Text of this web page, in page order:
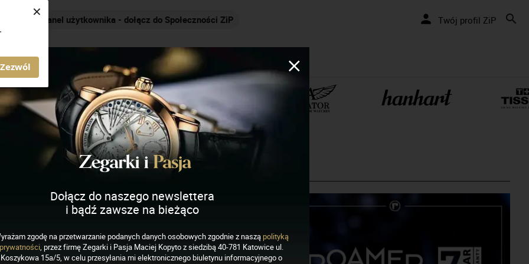
Zezwól
× Nakręcamy pozytywnie... cały czas! Twój profil ZiP
ZEGARKI I PASJA
ZEGARKI
Dołącz do naszego newslettera
i bądź zawsze na bieżąco
zgodę na przetwarzanie podanych danych osobowych zgodnie z naszą polityką
prywatności, przez firmę Zegarki i Pasja Maciej Kopyto z siedzibą 40-781 Katowice ul.
Koszykowa 15a/5, w celu przesyłania mi elektronicznego biuletynu informacyjnego o